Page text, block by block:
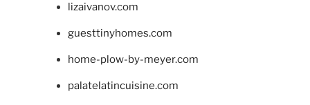
lizaivanov.com
guesttinyhomes.com
home-plow-by-meyer.com
palatelatincuisine.com